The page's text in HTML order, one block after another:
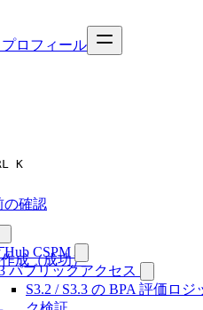
プロフィール
K
Hub CSPM
パブリックアクセス
S3.2 / S3.3 の BPA 評価ロジ
の確認
成（成功）